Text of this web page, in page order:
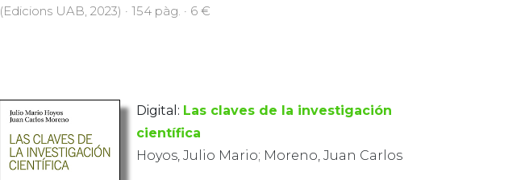
(Edicions UAB, 2023) · 154 pàg. · 6 €
Digital: Las claves de la investigación
científica
Hoyos, Julio Mario; Moreno, Juan Carlos